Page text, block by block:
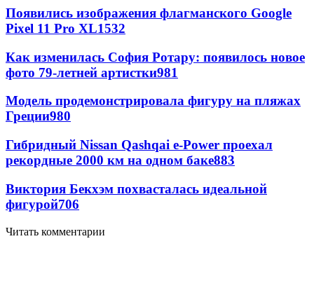
Появились изображения флагманского Google
Pixel 11 Pro XL1532
Как изменилась София Ротару: появилось новое
фото 79-летней артистки981
Модель продемонстрировала фигуру на пляжах
Греции980
Гибридный Nissan Qashqai e-Power проехал
рекордные 2000 км на одном баке883
Виктория Бекхэм похвасталась идеальной
фигурой706
Читать комментарии